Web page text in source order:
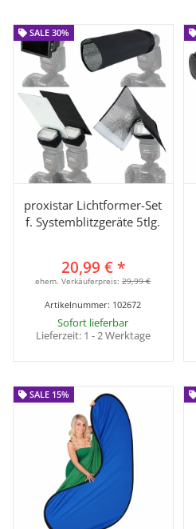
SALE 30%
SALE 30%
proxistar Lichtformer-Set
f. Systemblitzgeräte 5tlg.
20,99 €*
ehem. Verkäuferpreis:29,99 €
Artikelnummer: 102672
Sofort lieferbar
Lieferzeit: 1 - 2 Werktage
SALE 15%
SALE 15%